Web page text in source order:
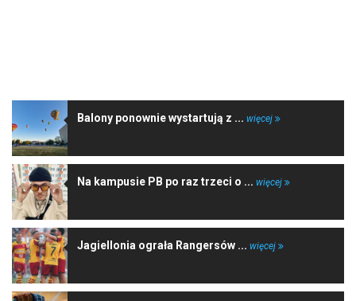
Balony ponownie wystartują z ... więcej
Na kampusie PB po raz trzeci o ... więcej
Jagiellonia ograła Rangersów ... więcej